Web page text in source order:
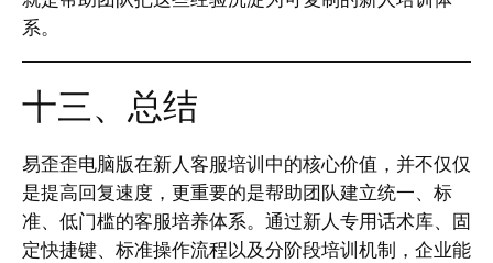
系。
十三、总结
易歪歪电脑版在新人客服培训中的核心价值，并不仅仅
是提高回复速度，更重要的是帮助团队建立统一、标
准、低门槛的客服培养体系。通过新人专用话术库、固
定快捷键、标准操作流程以及分阶段培训机制，企业能